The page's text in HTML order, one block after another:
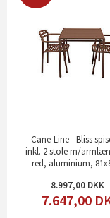
Cane-Line - Bliss
inkl. 2 stole m/
red, aluminium,
8.997,00
7.647,00